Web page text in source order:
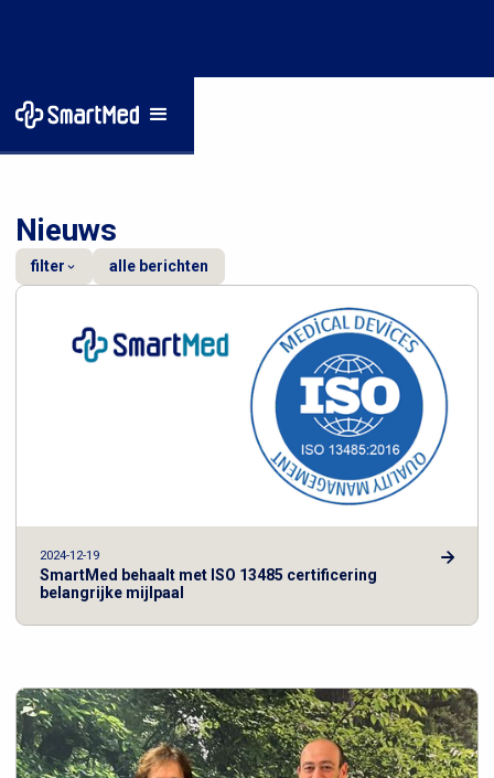
Home/Nieuws
Nieuws
filter alle berichten
2024-12-19
SmartMed behaalt met ISO 13485 certificering
belangrijke mijlpaal